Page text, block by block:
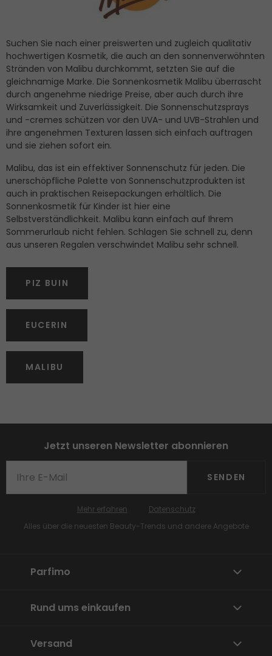
Suchen Sie nach einer preiswerten und zugleich qualitativ
hochwertigen Kosmetik, die auch an den sonnenverwöhnten
Stränden von Malibu durchkommt, setzten Sie auf die
gleichnamige Marke. Die Sonnenkosmetik Malibu überrascht
durch angenehme niedrige Preise, aber auch durch ihre
Wirksamkeit und Zuverlässigkeit. Die Sonnenschutzsprays
und -cremes schützen vor den UVA- und UVB-Strahlen und
ihre angenehmen Texturen lassen sich einfach auftragen
und sie ziehen sofort ein.
Malibu, das ist ein effektiver Sonnenschutz für jeden. Die
unerschöpfliche Palette von Sonnenschutzprodukten ist
auch in praktischen Reisepackungen erhältlich. Die
Sonnenkosmetik für Kinder ist hier eine
Selbstverständlichkeit. Malibu kann einfach auf Ihrem
Sommerurlaub nicht fehlen. Schlagen Sie schnell zu, denn
aus unseren Regalen verschwindet Malibu sehr schnell.
PIZ BUIN
EUCERIN
MALIBU
Jetzt unseren Newsletter abonnieren
SENDEN
Alles über die neuesten Beauty-Trends und andere Angebote
Mehr erfahren Datenschutz
Parfimo
Rund ums einkaufen
Versand